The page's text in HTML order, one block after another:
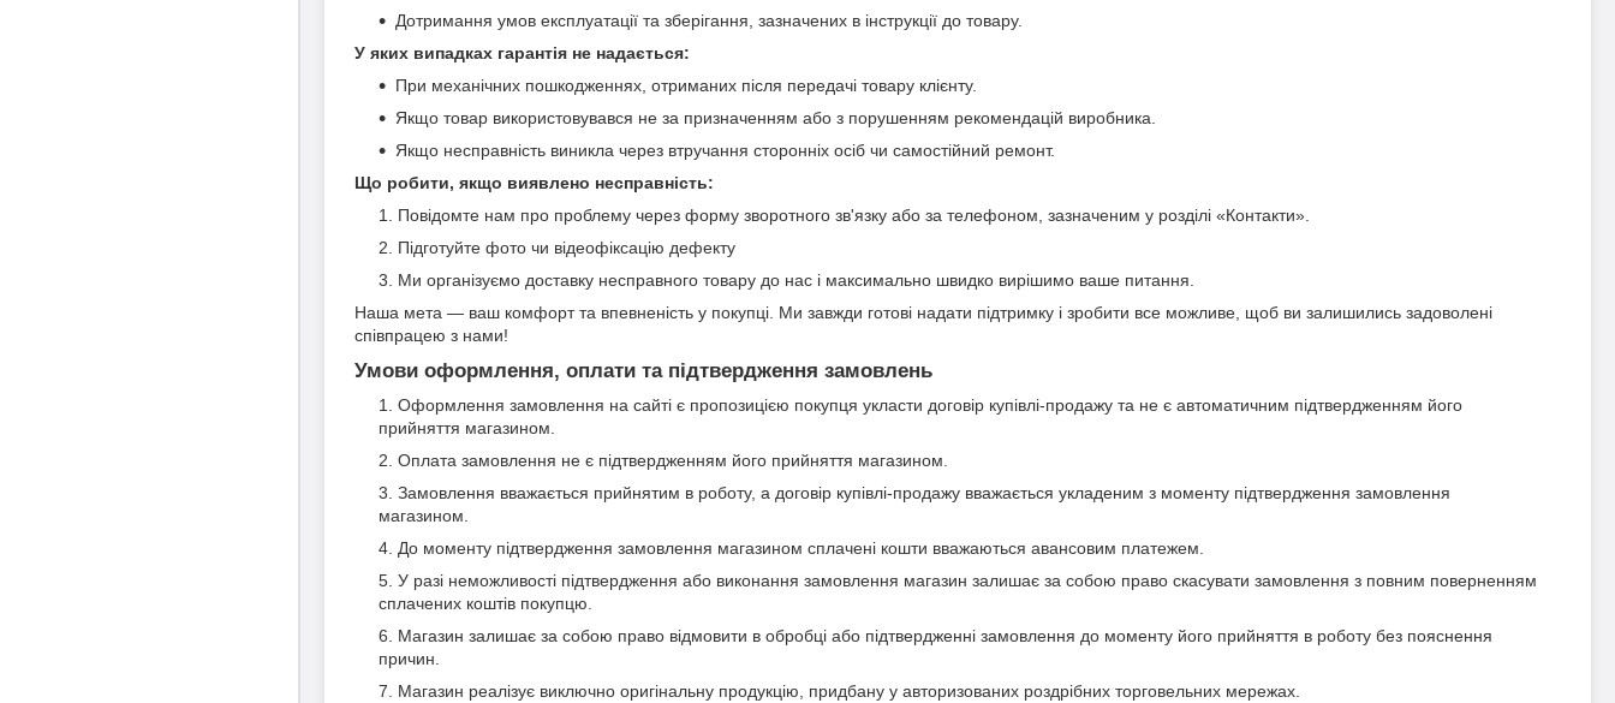
Дотримання умов експлуатації та зберігання, зазначених в інструкції до товару.
У яких випадках гарантія не надається:
При механічних пошкодженнях, отриманих після передачі товару клієнту.
Якщо товар використовувався не за призначенням або з порушенням рекомендацій виробника.
Якщо несправність виникла через втручання сторонніх осіб чи самостійний ремонт.
Що робити, якщо виявлено несправність:
Повідомте нам про проблему через форму зворотного зв'язку або за телефоном, зазначеним у розділі «Контакти».
Підготуйте фото чи відеофіксацію дефекту
Ми організуємо доставку несправного товару до нас і максимально швидко вирішимо ваше питання.
Наша мета — ваш комфорт та впевненість у покупці. Ми завжди готові надати підтримку і зробити все можливе, щоб ви залишились задоволені
співпрацею з нами!
Умови оформлення, оплати та підтвердження замовлень
Оформлення замовлення на сайті є пропозицією покупця укласти договір купівлі-продажу та не є автоматичним підтвердженням його
прийняття магазином.
Оплата замовлення не є підтвердженням його прийняття магазином.
Замовлення вважається прийнятим в роботу, а договір купівлі-продажу вважається укладеним з моменту підтвердження замовлення
магазином.
До моменту підтвердження замовлення магазином сплачені кошти вважаються авансовим платежем.
У разі неможливості підтвердження або виконання замовлення магазин залишає за собою право скасувати замовлення з повним поверненням
сплачених коштів покупцю.
Магазин залишає за собою право відмовити в обробці або підтвердженні замовлення до моменту його прийняття в роботу без пояснення
причин.
Магазин реалізує виключно оригінальну продукцію, придбану у авторизованих роздрібних торговельних мережах.